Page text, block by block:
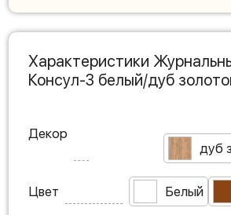
Характеристики
Консул-3 белый/дуб
Декор
дуб
Цвет Белый